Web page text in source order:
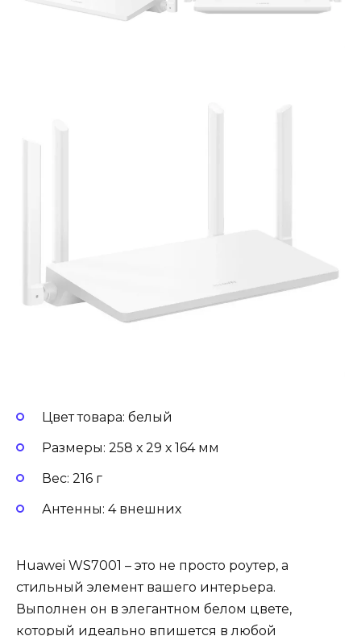
Цвет товара: белый
Размеры: 258 х 29 х 164 мм
Вес: 216 г
Антенны: 4 внешних
Huawei WS7001 – это не просто роутер, а
стильный элемент вашего интерьера.
Выполнен он в элегантном белом цвете,
который идеально впишется в любой